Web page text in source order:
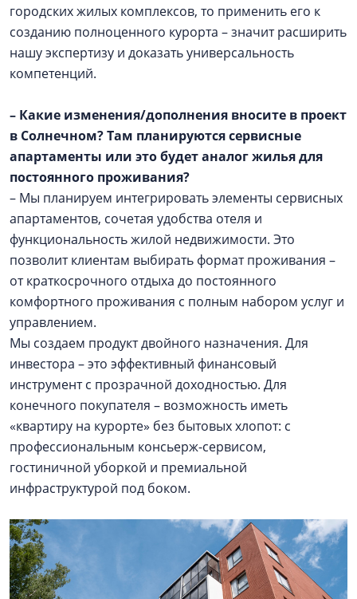
городских жилых комплексов, то применить его к
созданию полноценного курорта – значит расширить
нашу экспертизу и доказать универсальность
компетенций.
– Какие изменения/дополнения вносите в проект
в Солнечном? Там планируются сервисные
апартаменты или это будет аналог жилья для
постоянного проживания?
– Мы планируем интегрировать элементы сервисных
апартаментов, сочетая удобства отеля и
функциональность жилой недвижимости. Это
позволит клиентам выбирать формат проживания –
от краткосрочного отдыха до постоянного
комфортного проживания с полным набором услуг и
управлением.
Мы создаем продукт двойного назначения. Для
инвестора – это эффективный финансовый
инструмент с прозрачной доходностью. Для
конечного покупателя – возможность иметь
«квартиру на курорте» без бытовых хлопот: с
профессиональным консьерж-сервисом,
гостиничной уборкой и премиальной
инфраструктурой под боком.